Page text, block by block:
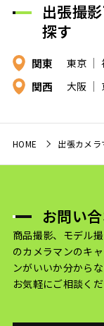
出張撮
探す
関東 東京
関西 大阪
HOME 出張カメラ
お問い
商品撮影、モデル
のカメラマンのキ
ンがいいか分から
お気軽にご相談くだ